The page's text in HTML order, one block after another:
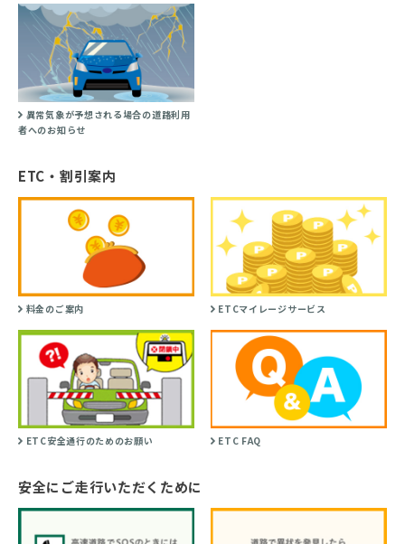
異常気象が予想される場合の道路利用
者へのお知らせ
ETC・割引案内
料金のご案内 ETCマイレージサービス
ETC安全通行のためのお願い ETC FAQ
安全にご走行いただくために